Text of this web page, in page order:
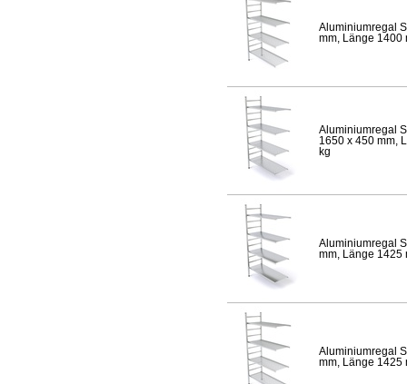
Aluminiumregal
mm, Länge 1400
Aluminiumregal
1650 x 450 mm,
kg
Aluminiumregal
mm, Länge 1425
Aluminiumregal
mm, Länge 1425